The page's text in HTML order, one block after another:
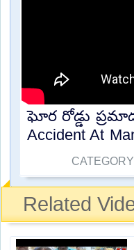
ఘోర రోడ్డు
Accident At
Related